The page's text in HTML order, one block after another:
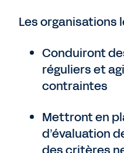
Les organisations
Conduiront
réguliers et
contraintes
Mettront en
d’évaluation